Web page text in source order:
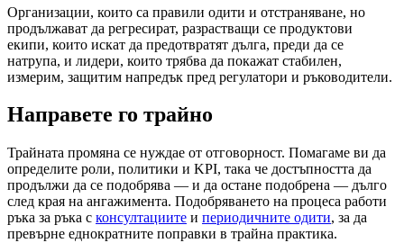
Организации, които са правили одити и отстраняване, но
продължават да регресират, разрастващи се продуктови
екипи, които искат да предотвратят дълга, преди да се
натрупа, и лидери, които трябва да покажат стабилен,
измерим, защитим напредък пред регулатори и ръководители.
Направете го трайно
Трайната промяна се нуждае от отговорност. Помагаме ви да
определите роли, политики и KPI, така че достъпността да
продължи да се подобрява — и да остане подобрена — дълго
след края на ангажимента. Подобряването на процеса работи
ръка за ръка с консултациите и периодичните одити, за да
превърне еднократните поправки в трайна практика.